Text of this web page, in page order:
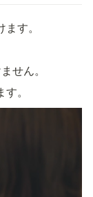
す。
せん。
。